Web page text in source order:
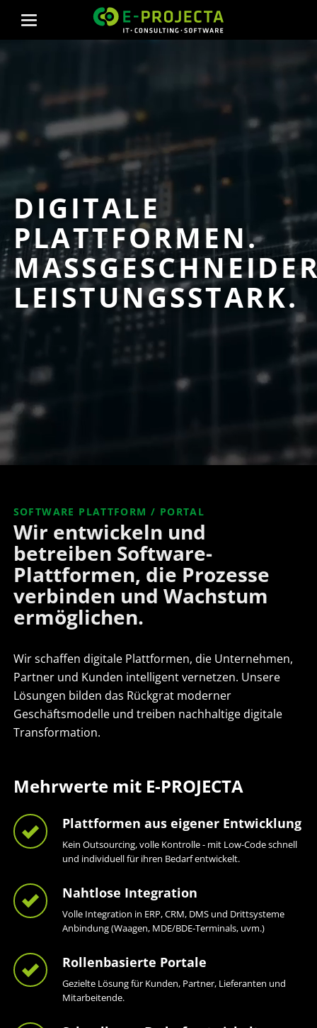
DIGITALE
PLATTFORMEN.
EISTUNGSSTARK.
SOFTWARE PLATTFORM / PORTAL
Wir entwickeln und
betreiben Software-
Plattformen, die Prozesse
verbinden und Wachstum
ermöglichen.
Wir schaffen digitale Plattformen, die Unternehmen,
Partner und Kunden intelligent vernetzen. Unsere
Lösungen bilden das Rückgrat moderner
Geschäftsmodelle und treiben nachhaltige digitale
Transformation.
Mehrwerte mit E-PROJECTA
Plattformen aus eigener Entwicklung
Kein Outsourcing, volle Kontrolle - mit Low-Code schnell
und individuell für ihren Bedarf entwickelt.
Nahtlose Integration
Volle Integration in ERP, CRM, DMS und Drittsysteme
Anbindung (Waagen, MDE/BDE-Terminals, uvm.)
Rollenbasierte Portale
Gezielte Lösung für Kunden, Partner, Lieferanten und
Mitarbeitende.